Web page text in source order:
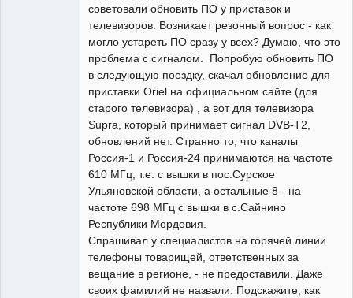
советовали обновить ПО у приставок и
телевизоров. Возникает резонный вопрос - как
могло устареть ПО сразу у всех? Думаю, что это
проблема с сигналом. Попробую обновить ПО
в следующую поездку, скачал обновление для
приставки Oriel на официальном сайте (для
старого телевизора) , а вот для телевизора
Supra, который принимает сигнал DVB-T2,
обновлений нет. Странно то, что каналы
Россия-1 и Россия-24 принимаются на частоте
610 МГц, т.е. с вышки в пос.Сурское
Ульяновской области, а остальные 8 - на
частоте 698 МГц с вышки в с.Сайнино
Республики Мордовия.
Спрашивал у специалистов на горячей линии
телефоны товарищей, ответственных за
вещание в регионе, - не предоставили. Даже
своих фамилий не назвали. Подскажите, как